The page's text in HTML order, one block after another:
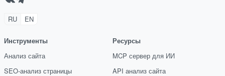
RU EN
Инструменты
Анализ сайта
SEO-анализ страницы
Ресурсы
MCP сервер для ИИ
API анализ сайта